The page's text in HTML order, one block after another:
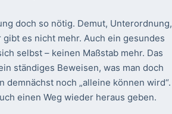
doch so nötig. Demut, Unterordnung,
es nicht mehr. Auch ein gesundes
selbst – keinen Maßstab mehr. Das
ständiges Beweisen, was man doch
demnächst noch „alleine können wird“.
einen Weg wieder heraus geben.